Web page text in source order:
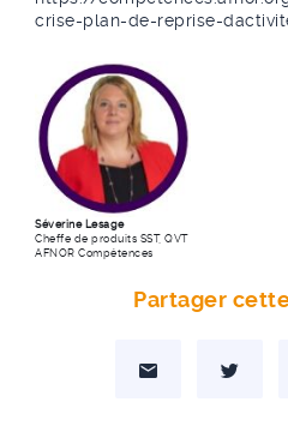
crise-plan-de-reprise-
Séverine Lesage
Cheffe de produits SST, QVT
AFNOR Compétences
Partager
Partager par Mail